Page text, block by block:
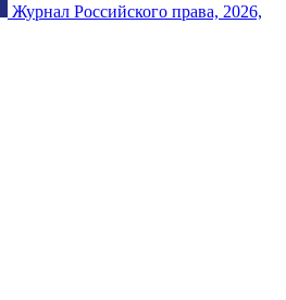
Журнал Российского права, 2026,